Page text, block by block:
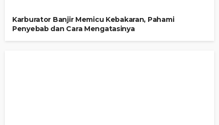
Karburator Banjir Memicu Kebakaran, Pahami
Penyebab dan Cara Mengatasinya